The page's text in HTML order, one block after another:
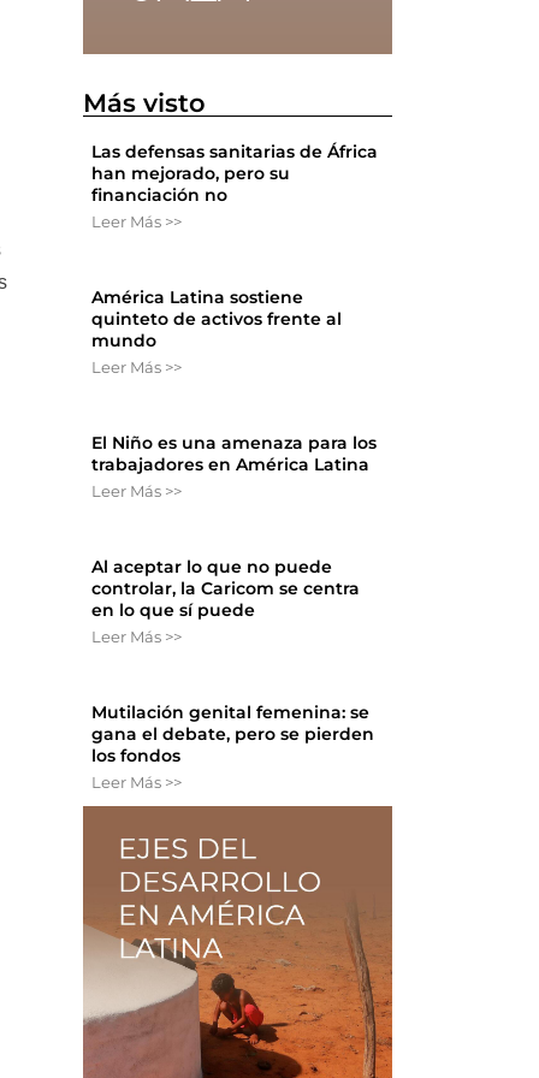
Más visto
Las defensas sanitarias de África
han mejorado, pero su
financiación no
Leer Más >>
América Latina sostiene
quinteto de activos frente al
mundo
Leer Más >>
El Niño es una amenaza para los
trabajadores en América Latina
Leer Más >>
Al aceptar lo que no puede
controlar, la Caricom se centra
en lo que sí puede
Leer Más >>
Mutilación genital femenina: se
gana el debate, pero se pierden
los fondos
Leer Más >>